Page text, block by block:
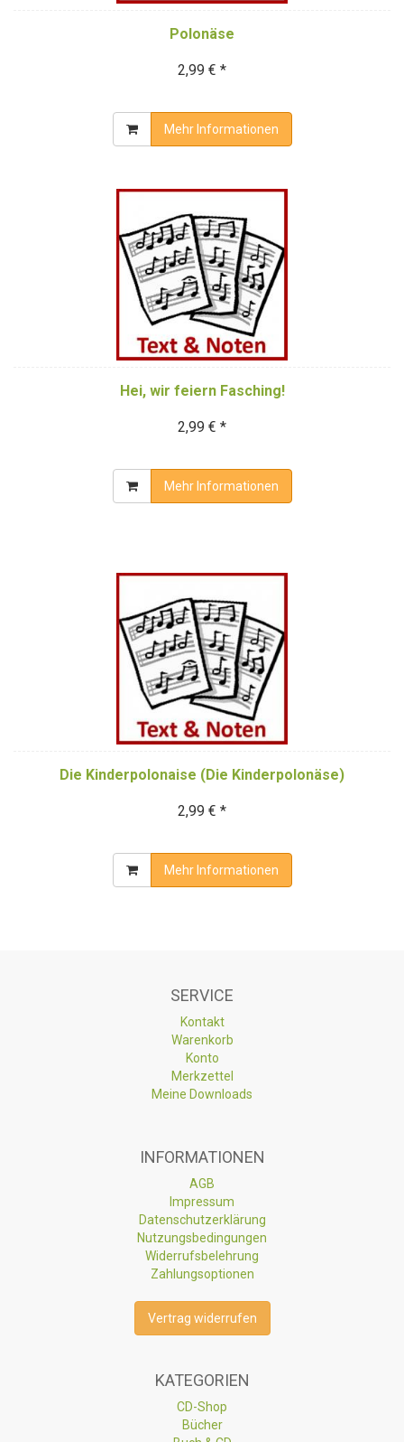
Polonäse
2,99 € *
Mehr Informationen
Hei, wir feiern Fasching!
2,99 € *
Mehr Informationen
Die Kinderpolonaise (Die Kinderpolonäse)
2,99 € *
Mehr Informationen
SERVICE
Kontakt
Warenkorb
Konto
Merkzettel
Meine Downloads
INFORMATIONEN
AGB
Impressum
Datenschutzerklärung
Nutzungsbedingungen
Widerrufsbelehrung
Zahlungsoptionen
Vertrag widerrufen
KATEGORIEN
CD-Shop
Bücher